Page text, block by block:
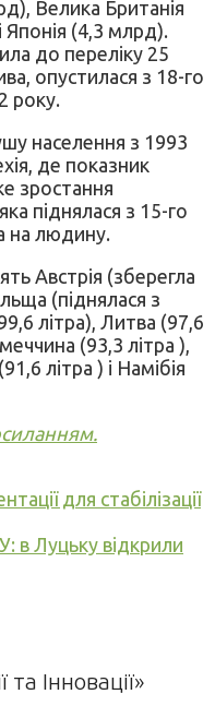
Велика Британія
Японія (4,3 млрд).
до переліку 25
опустилася з 18-го
року.
населення з 1993
де показник
зростання
піднялася з 15-го
на людину.
Австрія (зберегла
(піднялася з
літра), Литва (97,6
(93,3 літра ),
літра ) і Намібія
для стабілізації
в Луцьку відкрили
Інновації»